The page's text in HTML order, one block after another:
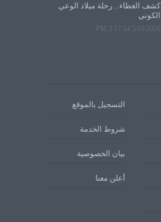
كشف الغطاء... رحلة ميلاد الوعي
الكوني
5/10/2026 3:17:54 PM
التسجيل بالموقع
شروط الخدمة
بيان الخصوصية
أعلن معنا